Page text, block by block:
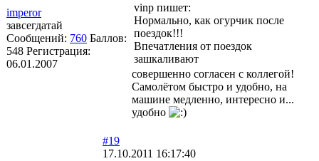
imperor
завсегдатай
Сообщений: 760 Баллов:
548 Регистрация:
06.01.2007
vinp пишет:
Нормально, как огурчик после
поездок!!!
Впечатления от поездок
зашкаливают
совершенно согласен с коллегой!
Самолётом быстро и удобно, на
машине медленно, интересно и...
удобно
#19
17.10.2011 16:17:40